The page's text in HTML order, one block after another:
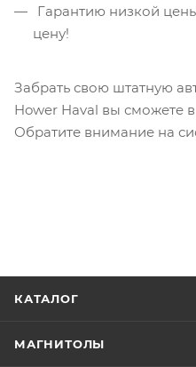
Гарантию низкой
цену!
Забрать свою штатную
Hower Haval вы сможете
Обратите внимание на
КАТАЛОГ
МАГНИТОЛЫ